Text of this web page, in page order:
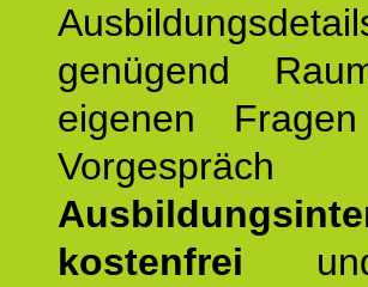
genügend
eigenen
kostenfrei